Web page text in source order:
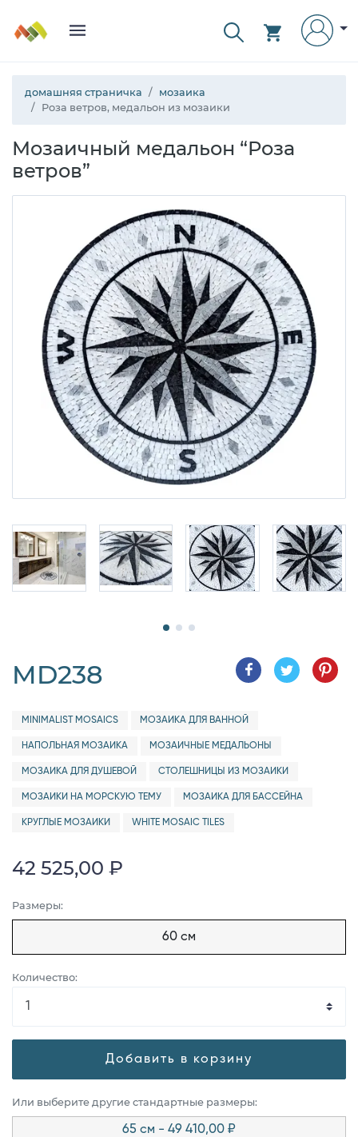
домашняя страничка
мозаика
Роза ветров, медальон из мозаики
Мозаичный медальон “Роза
ветров”
MD238
MINIMALIST MOSAICS МОЗАИКА ДЛЯ ВАННОЙ
НАПОЛЬНАЯ МОЗАИКА МОЗАИЧНЫЕ МЕДАЛЬОНЫ
МОЗАИКА ДЛЯ ДУШЕВОЙ СТОЛЕШНИЦЫ ИЗ МОЗАИКИ
МОЗАИКИ НА МОРСКУЮ ТЕМУ МОЗАИКА ДЛЯ БАССЕЙНА
КРУГЛЫЕ МОЗАИКИ WHITE MOSAIC TILES
42 525,00 ₽
Размеры:
60 см
Количество:
Добавить в корзину
Или выберите другие стандартные размеры:
65 см - 49 410,00 ₽